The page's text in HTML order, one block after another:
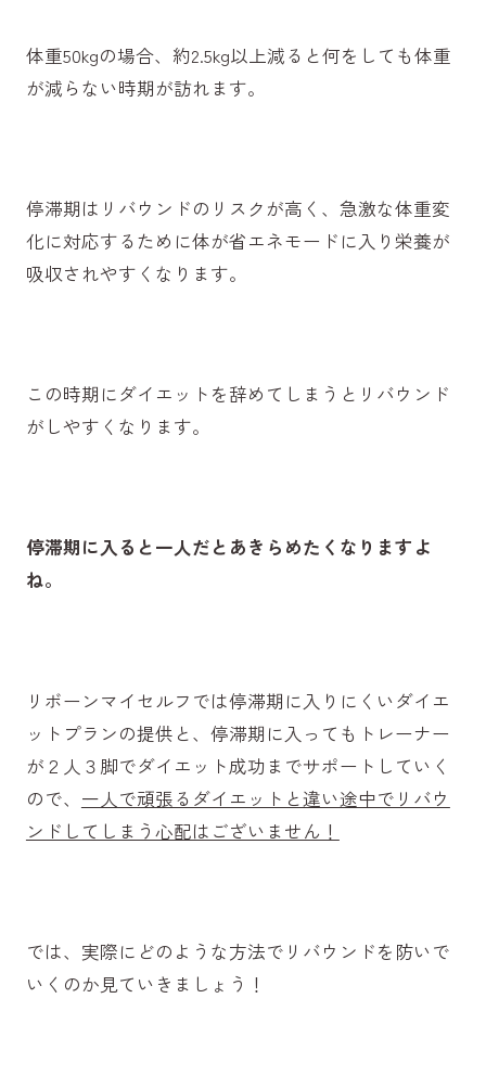
体重50kgの場合、約2.5kg以上減ると何をしても体重
が減らない時期が訪れます。
停滞期はリバウンドのリスクが高く、急激な体重変
化に対応するために体が省エネモードに入り栄養が
吸収されやすくなります。
この時期にダイエットを辞めてしまうとリバウンド
がしやすくなります。
停滞期に入ると一人だとあきらめたくなりますよ
ね。
リボーンマイセルフでは停滞期に入りにくいダイエ
ットプランの提供と、停滞期に入ってもトレーナー
が２人３脚でダイエット成功までサポートしていく
ので、 一人で頑張るダイエットと違い途中でリバウ
ンドしてしまう心配はございません！
では、実際にどのような方法でリバウンドを防いで
いくのか見ていきましょう！